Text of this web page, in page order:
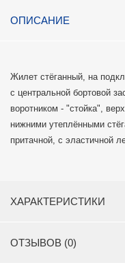
ОПИСАНИЕ
Жилет стёганный, на
с центральной бортовой
воротником - "стойка",
нижними утеплёнными
притачной, с эластичной
ХАРАКТЕРИСТИКИ
ОТЗЫВОВ (0)